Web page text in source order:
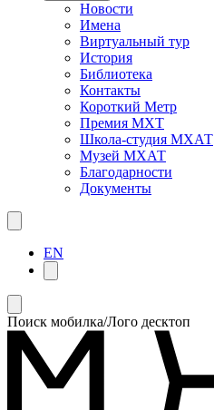
Новости
Имена
Виртуальный тур
История
Библиотека
Контакты
Короткий Метр
Премия МХТ
Школа-студия МХАТ
Музей МХАТ
Благодарности
Документы
EN
Поиск мобилка/Лого десктоп